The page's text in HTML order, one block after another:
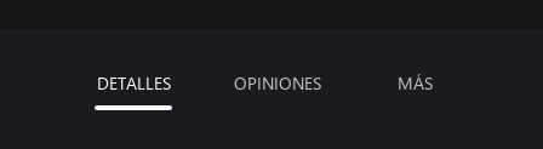
DETALLES OPINIONES MÁS